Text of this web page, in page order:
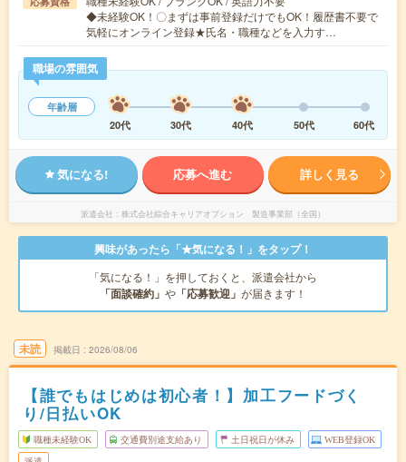
◆未経験OK！〇まずは事前登録だけでもOK！履歴書不要で
気軽にオンライン登録★氏名・職種などを入力す…
職場の雰囲気
年齢層
20代
30代 40代 50代 60代
気になる! 応募へ進む 詳しく見る
派遣会社 株式会社綜合キャリアオプション 製造事業部（全国）
興味があったら「★気になる！」をタップ！
「気になる！」を押しておくと、派遣会社から
「面談確約」 や 「応募歓迎」 が届きます！
未読 掲載日 2026/08/06
【誰でもはじめは初心者！】加工フードづく
り/日払いOK
職種未経験OK 交通費別途支給あり 土日祝日が休み WEB登録OK